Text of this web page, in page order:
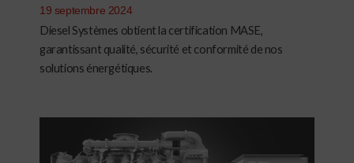
19 septembre 2024
Diesel Systèmes obtient la certification MASE,
garantissant qualité, sécurité et conformité de nos
solutions énergétiques.